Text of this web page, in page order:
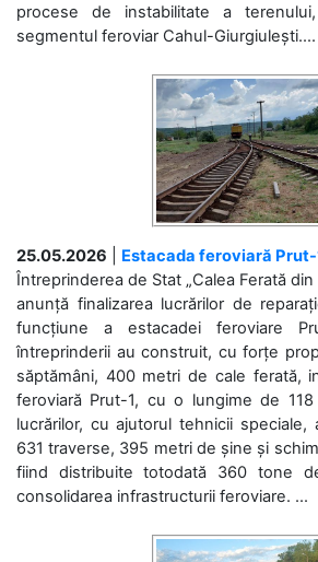
procese de instabilitate a
segmentul feroviar Cahul-Giurgiulești....
25.05.2026
Estacada feroviară
Întreprinderea de Stat „Calea Ferată din
anunță finalizarea lucrărilor de
funcțiune a estacadei feroviare
întreprinderii au construit, cu forțe
săptămâni, 400 metri de cale ferată,
feroviară Prut-1, cu o lungime de
lucrărilor, cu ajutorul tehnicii speciale,
631 traverse, 395 metri de șine și
fiind distribuite totodată 360 tone
consolidarea infrastructurii feroviare. ...